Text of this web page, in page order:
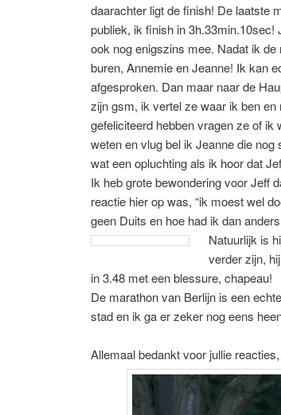
daarachter ligt de finish! De laatste
publiek, ik finish in 3h.33min.10sec!
ook nog enigszins mee. Nadat ik
buren, Annemie en Jeanne! Ik kan
afgesproken. Dan maar naar de
zijn gsm, ik vertel ze waar ik ben
gefeliciteerd hebben vragen ze of
weten en vlug bel ik Jeanne die
wat een opluchting als ik hoor dat
Ik heb grote bewondering voor Jeff
reactie hier op was, “ik moest wel
geen Duits en hoe had ik dan
Natuurlijk is
verder zijn,
in 3.48 met een blessure, chapeau!
De marathon van Berlijn is een
stad en ik ga er zeker nog eens
Allemaal bedankt voor jullie